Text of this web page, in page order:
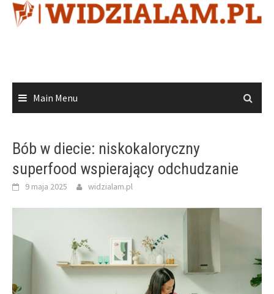
Skip
Main Menu
Bób w diecie: niskokaloryczny
superfood wspierający odchudzanie
9 maja 2025 widzialam.pl